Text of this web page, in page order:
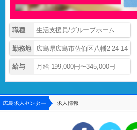
職種 生活支援員/グループホーム
勤務地 広島県広島市佐伯区八幡2-24-14
給与 月給 199,000円〜345,000円
広島求人センター 求人情報